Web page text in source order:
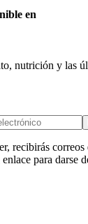
en
nutrición y las
recibirás
para darse